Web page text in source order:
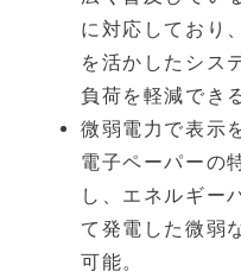
に対応しており
を活かしたシス
負荷を軽減でき
微弱電力で表示
電子ペーパーの
し、エネルギー
て発電した微弱
可能。